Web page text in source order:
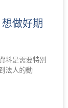
做好期
料是需要特別
法人的動